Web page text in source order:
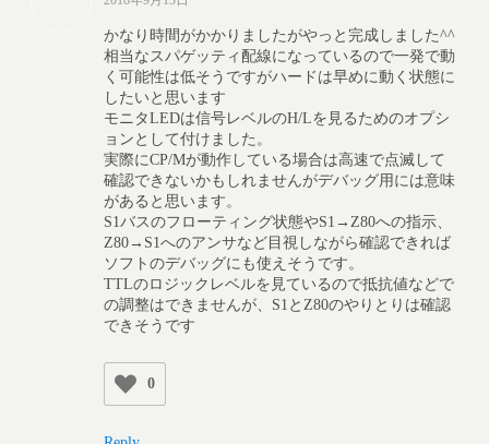
かなり時間がかかりましたがやっと完成しました^^
相当なスパゲッティ配線になっているので一発で動
く可能性は低そうですがハードは早めに動く状態に
したいと思います
モニタLEDは信号レベルのH/Lを見るためのオプシ
ョンとして付けました。
実際にCP/Mが動作している場合は高速で点滅して
確認できないかもしれませんがデバッグ用には意味
があると思います。
S1バスのフローティング状態やS1→Z80への指示、
Z80→S1へのアンサなど目視しながら確認できれば
ソフトのデバッグにも使えそうです。
TTLのロジックレベルを見ているので抵抗値などで
の調整はできませんが、S1とZ80のやりとりは確認
できそうです
0